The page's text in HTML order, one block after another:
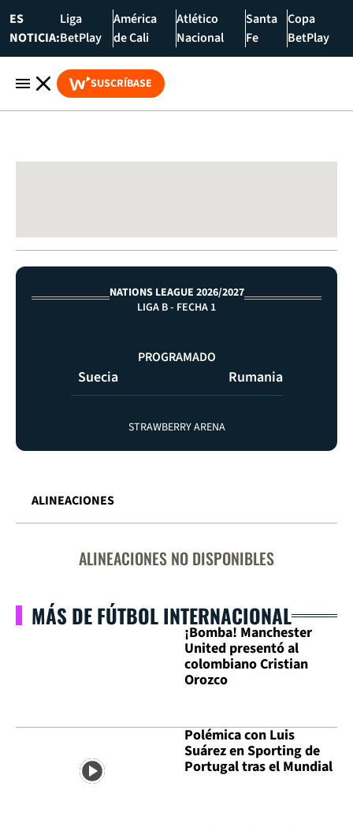
ES
NOTICIA:
Liga
BetPlay
América
de Cali
Atlético
Nacional
Santa
Fe
Copa
BetPlay
SUSCRÍBASE
NATIONS LEAGUE 2026/2027
LIGA B - FECHA 1
Suecia
PROGRAMADO
Rumania
STRAWBERRY ARENA
ALINEACIONES
ALINEACIONES NO DISPONIBLES
MÁS DE FÚTBOL INTERNACIONAL
¡Bomba! Manchester
United presentó al
colombiano Cristian
Orozco
Polémica con Luis
Suárez en Sporting de
Portugal tras el Mundial